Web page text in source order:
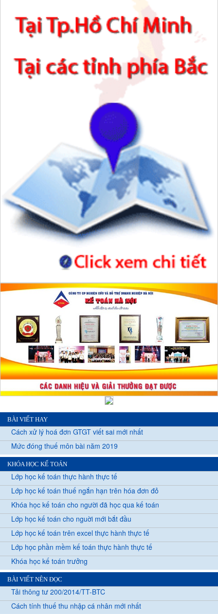
BÀI VIẾT HAY
Cách xử lý hoá đơn GTGT viết sai mới nhất
Mức đóng thuế môn bài năm 2019
KHÓA HỌC KẾ TOÁN
Lớp học kế toán thực hành thực tế
Lớp học kế toán thuế ngắn hạn trên hóa đơn đỏ
Khóa học kế toán cho người đã học qua kế toán
Lớp học kế toán cho nguời mới bắt đầu
Lớp học kế toán trên excel thực hành thực tế
Lớp học phần mềm kế toán thực hành thực tế
Khóa học kế toán trưởng
BÀI VIẾT NÊN ĐỌC
Tải thông tư 200/2014/TT-BTC
Cách tính thuế thu nhập cá nhân mới nhất